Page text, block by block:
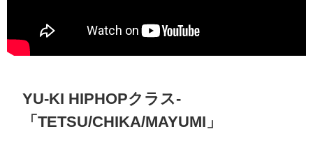
YU-KI HIPHOPクラス-
「TETSU/CHIKA/MAYUMI」